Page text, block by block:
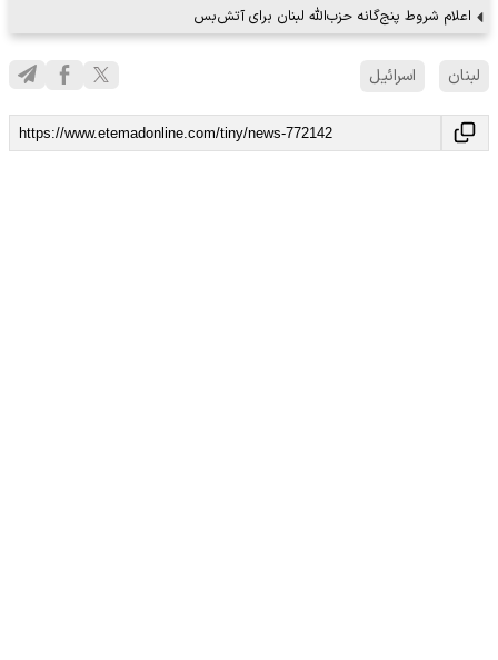
اعلام شروط پنج‌گانه حزب‌الله لبنان برای آتش‌بس
لبنان اسرائیل